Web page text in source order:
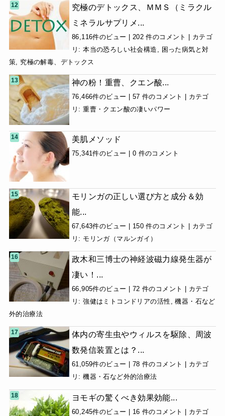
究極のデトックス、ＭＭＳ（ミラクル
ミネラルサプリメ...
86,116件のビュー | 202 件のコメント | カテゴ
リ:本当の恐ろしい社会構造
困った病気と対
策
究極の解毒、デトックス
神の粉！重曹、クエン酸...
76,466件のビュー 57 件のコメント
カテゴ
リ:重曹・クエン酸の凄いパワー
美肌メソッド
75,341件のビュー 0 件のコメント
モリンガの正しい選び方と成分＆効
能...
67,643件のビュー | 150 件のコメント | カテゴ
リ: モリンガ（マルンガイ）
政木和三博士の神経波磁力線発生器が
凄い！...
66,905件のビュー 72 件のコメント
カテゴ
リ:強健はミトコンドリアの活性 ,機器・石など
外的治療法
体内の寄生虫やウィルスを駆除、周波
数発信装置とは？...
61,059件のビュー 78 件のコメント
カテゴ
リ:機器・石など外的治療法
ヨモギの驚くべき効果効能...
60,245件のビュー | 16 件のコメント | カテゴ